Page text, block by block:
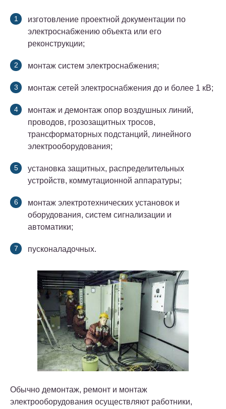
изготовление проектной документации по
электроснабжению объекта или его
реконструкции;
монтаж систем электроснабжения;
монтаж сетей электроснабжения до и более 1 кВ;
монтаж и демонтаж опор воздушных линий,
проводов, грозозащитных тросов,
трансформаторных подстанций, линейного
электрооборудования;
установка защитных, распределительных
устройств, коммутационной аппаратуры;
монтаж электротехнических установок и
оборудования, систем сигнализации и
автоматики;
пусконаладочных.
Обычно демонтаж, ремонт и монтаж
электрооборудования осуществляют работники,